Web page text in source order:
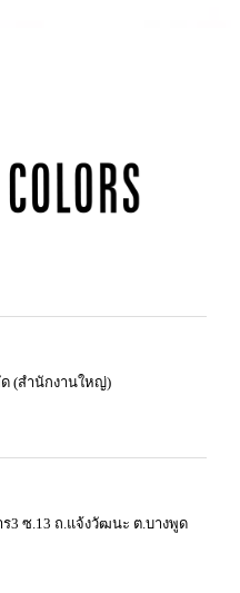
(สำนักงานใหญ่)
3 ซ.13 ถ.แจ้งวัฒนะ ต.บางพูด